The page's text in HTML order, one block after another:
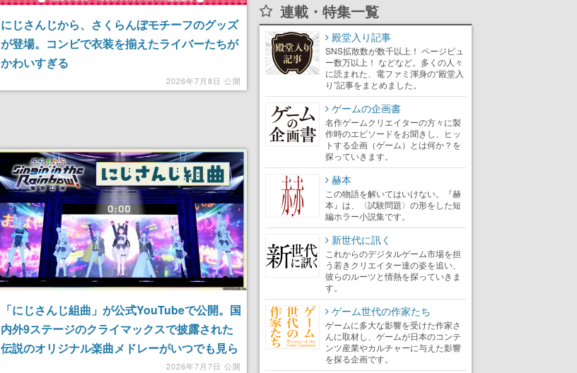
にじさんじから、さくらんぼモチーフのグッズ
が登場。コンビで衣装を揃えたライバーたちが
かわいすぎる
2026年7月8日 公開
「にじさんじ組曲」が公式YouTubeで公開。国
内外9ステージのクライマックスで披露された
伝説のオリジナル楽曲メドレーがいつでも見ら
2026年7月7日 公開
連載・特集一覧
殿堂入り記事
SNS拡散数が数千以上！ ページビュ
ー数万以上！ などなど。多くの人々
に読まれた、電ファミ渾身の“殿堂入
り”記事をまとめました。
ゲームの企画書
名作ゲームクリエイターの方々に製
作時のエピソードをお聞きし、ヒッ
トする企画（ゲーム）とは何か？を
探っていきます。
赫本
この物語を解いてはいけない。『赫
本』は、〈試験問題〉の形をした短
編ホラー小説集です。
新世代に訊く
これからのデジタルゲーム市場を担
う若きクリエイター達の姿を追い、
彼らのルーツと情熱を探っていきま
す。
ゲーム世代の作家たち
ゲームに多大な影響を受けた作家さ
んに取材し、ゲームが日本のコンテ
ンツ産業やカルチャーに与えた影響
を探る企画です。